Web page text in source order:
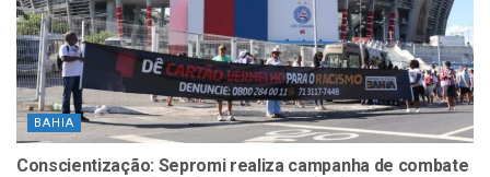
BAHIA
Conscientização: Sepromi realiza campanha de combate